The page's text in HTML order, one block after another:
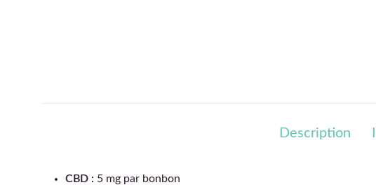
Description
CBD : 5 mg par bonbon